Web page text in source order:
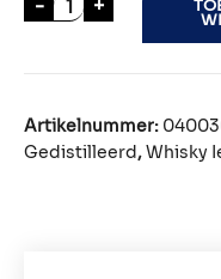
- +
Artikelnummer:
Gedistilleerd,Whisky